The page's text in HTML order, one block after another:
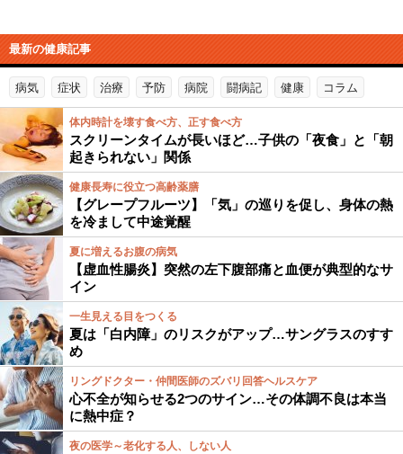
最新の健康記事
病気 症状 治療 予防 病院 闘病記 健康 コラム
体内時計を壊す食べ方、正す食べ方
スクリーンタイムが長いほど…子供の「夜食」と「朝
起きられない」関係
健康長寿に役立つ高齢薬膳
【グレープフルーツ】「気」の巡りを促し、身体の熱
を冷まして中途覚醒
夏に増えるお腹の病気
【虚血性腸炎】突然の左下腹部痛と血便が典型的なサ
イン
一生見える目をつくる
夏は「白内障」のリスクがアップ…サングラスのすす
め
リングドクター・仲間医師のズバリ回答ヘルスケア
心不全が知らせる2つのサイン…その体調不良は本当
に熱中症？
夜の医学～老化する人、しない人